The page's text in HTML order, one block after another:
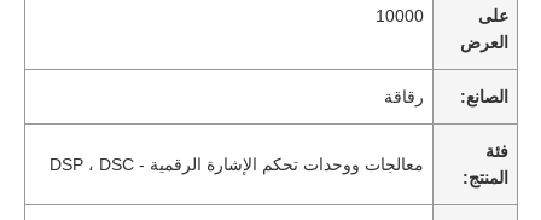
على
العرض
10000
الصانع: رقاقة
فئة
المنتج:
معالجات ووحدات تحكم الإشارة الرقمية - DSP ، DSC